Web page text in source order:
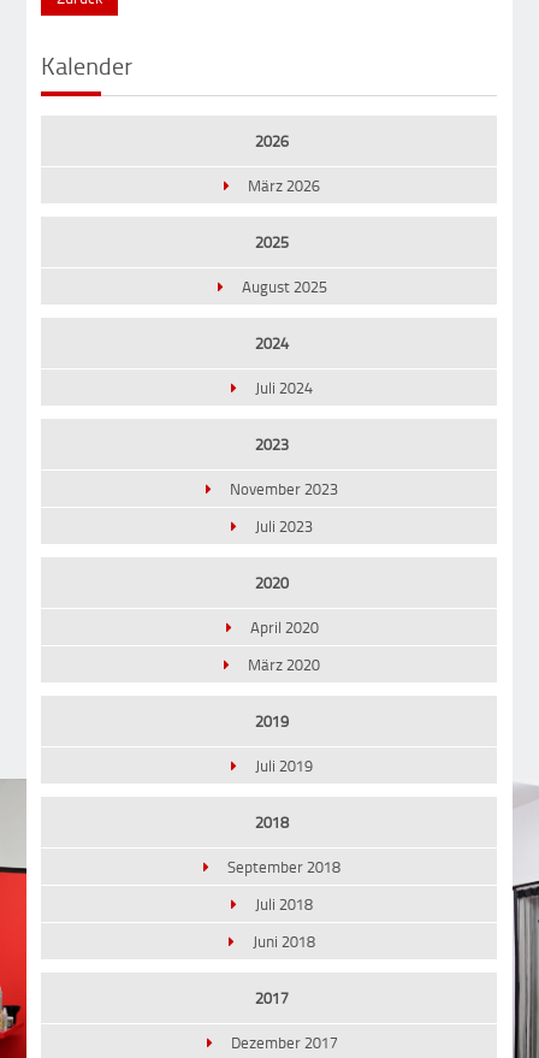
Kalender
2026
März 2026
2025
August 2025
2024
Juli 2024
2023
November 2023
Juli 2023
2020
April 2020
März 2020
2019
Juli 2019
2018
September 2018
Juli 2018
Juni 2018
2017
Dezember 2017